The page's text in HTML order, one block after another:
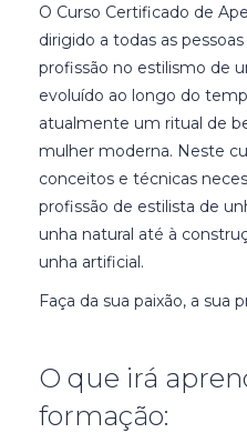
O Curso Certificado de
dirigido a todas as
profissão no estilismo de
evoluído ao longo do
atualmente um ritual de
mulher moderna. Neste
conceitos e técnicas
profissão de estilista de
unha natural até à
unha artificial.
Faça da sua paixão, a sua
O que irá
formação: